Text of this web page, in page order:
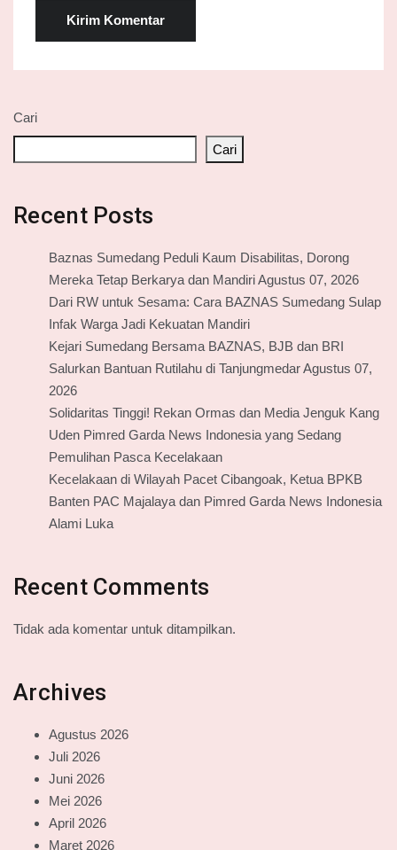
Cari
Cari
Recent Posts
Baznas Sumedang Peduli Kaum Disabilitas, Dorong
Mereka Tetap Berkarya dan Mandiri Agustus 07, 2026
Dari RW untuk Sesama: Cara BAZNAS Sumedang Sulap
Infak Warga Jadi Kekuatan Mandiri
Kejari Sumedang Bersama BAZNAS, BJB dan BRI
Salurkan Bantuan Rutilahu di Tanjungmedar Agustus 07,
2026
Solidaritas Tinggi! Rekan Ormas dan Media Jenguk Kang
Uden Pimred Garda News Indonesia yang Sedang
Pemulihan Pasca Kecelakaan
Kecelakaan di Wilayah Pacet Cibangoak, Ketua BPKB
Banten PAC Majalaya dan Pimred Garda News Indonesia
Alami Luka
Recent Comments
Tidak ada komentar untuk ditampilkan.
Archives
Agustus 2026
Juli 2026
Juni 2026
Mei 2026
April 2026
Maret 2026